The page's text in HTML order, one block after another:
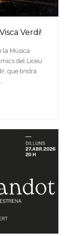
Verdi!
la Música
del Liceu
que tindrà